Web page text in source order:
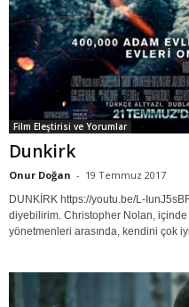
Film Eleştirisi ve Yorumlar
Dunkirk
Onur Doğan - 19 Temmuz 2017
DUNKİRK https://youtu.be/L-
diyebilirim. Christopher Nolan,
yönetmenleri arasında, kendini çok